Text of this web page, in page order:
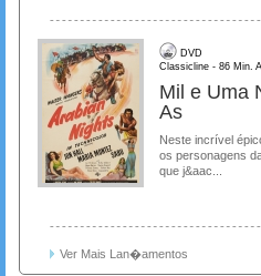
DVD
Classicline - 86 Min.
Mil e Uma
As
Neste incrível
os personagens
que j&aac...
Ver Mais Lan�amentos